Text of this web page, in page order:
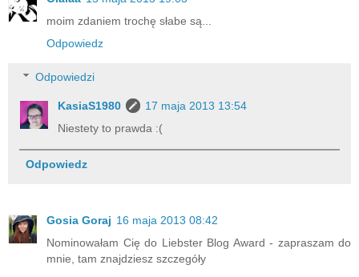
moim zdaniem trochę słabe są...
Odpowiedz
Odpowiedzi
KasiaS1980
17 maja 2013 13:54
Niestety to prawda :(
Odpowiedz
Gosia Goraj 16 maja 2013 08:42
Nominowałam Cię do Liebster Blog Award - zapraszam do
mnie, tam znajdziesz szczegóły